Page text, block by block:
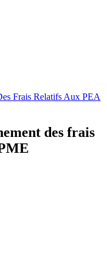
Frais Relatifs Aux PEA
des frais